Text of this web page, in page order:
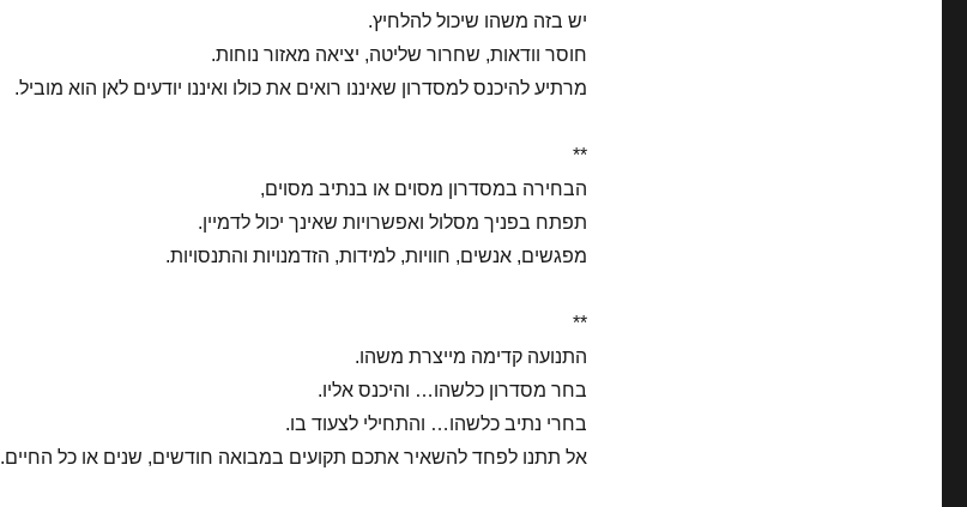
יש בזה משהו שיכול להלחיץ.
חוסר וודאות, שחרור שליטה, יציאה מאזור נוחות.
מרתיע להיכנס למסדרון שאיננו רואים את כולו ואיננו יודעים לאן הוא מוביל.
**
הבחירה במסדרון מסוים או בנתיב מסוים,
תפתח בפניך מסלול ואפשרויות שאינך יכול לדמיין.
מפגשים, אנשים, חוויות, למידות, הזדמנויות והתנסויות.
**
התנועה קדימה מייצרת משהו.
בחר מסדרון כלשהו… והיכנס אליו.
בחרי נתיב כלשהו… והתחילי לצעוד בו.
אל תתנו לפחד להשאיר אתכם תקועים במבואה חודשים, שנים או כל החיים.